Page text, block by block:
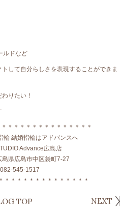
ルドなど
して自分らしさを表現することができま
りたい！
＊＊＊＊＊＊＊＊＊＊＊＊＊＊
輪 結婚指輪はアドバンスへ
Advance広島店
県広島市中区袋町7-27
545-1517
＊＊＊＊＊＊＊＊＊＊＊＊＊＊
TOP NEXT